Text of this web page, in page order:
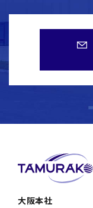
大阪本社